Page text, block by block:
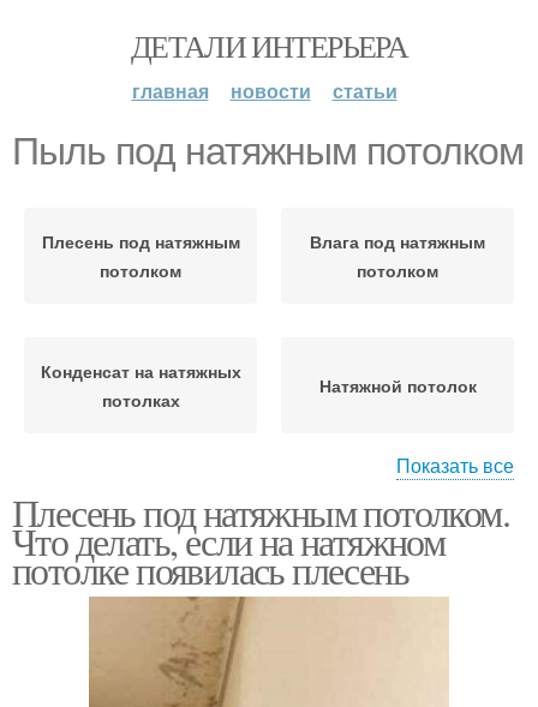
ДЕТАЛИ ИНТЕРЬЕРА
главная новости статьи
Пыль под натяжным потолком
Плесень под натяжным
потолком
Влага под натяжным
потолком
Конденсат на натяжных
потолках
Натяжной потолок
потолков
Натяжные потолки
Потолки в помещениях
Показать все
Плесень под натяжным потолком.
Что делать, если на натяжном
потолке появилась плесень